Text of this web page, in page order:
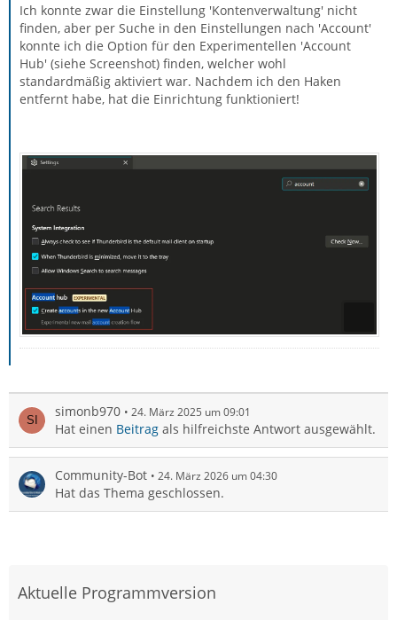
Ich konnte zwar die Einstellung 'Kontenverwaltung' nicht
finden, aber per Suche in den Einstellungen nach 'Account'
konnte ich die Option für den Experimentellen 'Account
Hub' (siehe Screenshot) finden, welcher wohl
standardmäßig aktiviert war. Nachdem ich den Haken
entfernt habe, hat die Einrichtung funktioniert!
simonb970 24. März 2025 um 09:01
Hat einen Beitrag als hilfreichste Antwort ausgewählt.
Community-Bot 24. März 2026 um 04:30
Hat das Thema geschlossen.
Aktuelle Programmversion